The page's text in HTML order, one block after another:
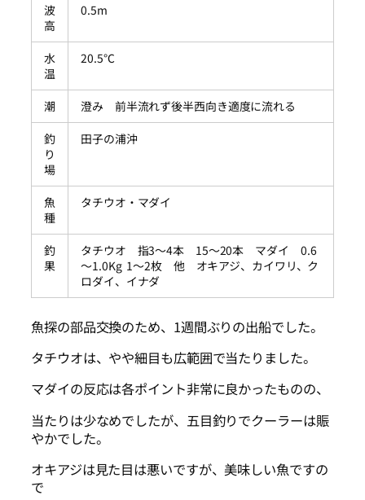
波
高
0.5m
水
温
20.5℃
潮
澄み 前半流れず後半西向き適度に流れる
釣
り
場
田子の浦沖
魚
種
タチウオ・マダイ
釣
果
タチウオ 指3～4本 15～20本 マダイ 0.6
～1.0Kg 1～2枚 他 オキアジ、カイワリ、ク
ロダイ、イナダ
魚探の部品交換のため、1週間ぶりの出船でした。
タチウオは、やや細目も広範囲で当たりました。
マダイの反応は各ポイント非常に良かったものの、
当たりは少なめでしたが、五目釣りでクーラーは賑
やかでした。
オキアジは見た目は悪いですが、美味しい魚ですの
で